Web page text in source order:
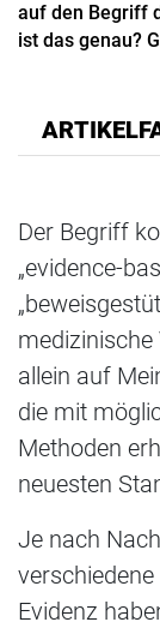
auf den Begriff
ist das genau?
Der Begriff
„evidence-
allein auf
die mit
Methoden
neuesten
Je nach
Evidenz